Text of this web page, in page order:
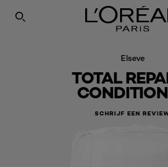
SEARCH THIS SITE
Elseve
TOTAL
SCHRIJF EEN